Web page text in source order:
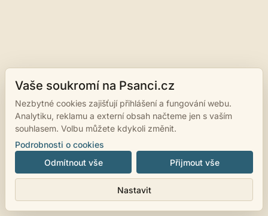
Vaše soukromí na Psanci.cz
Nezbytné cookies zajišťují přihlášení a fungování webu.
Analytiku, reklamu a externí obsah načteme jen s vaším
souhlasem. Volbu můžete kdykoli změnit.
Podrobnosti o cookies
Odmítnout vše
Nastavit
Přijmout vše